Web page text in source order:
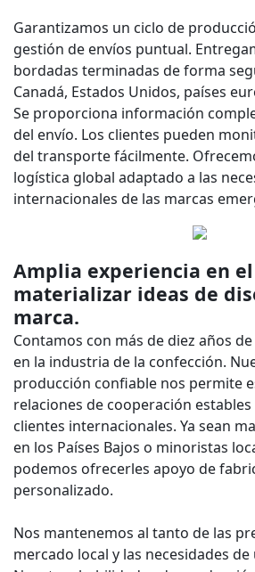
Garantizamos un ciclo de
gestión de envíos puntual.
bordadas terminadas de forma
Canadá, Estados Unidos, países
Se proporciona información
del envío. Los clientes pueden
del transporte fácilmente.
logística global adaptado a las
internacionales de las marcas
Amplia experiencia en
materializar ideas de
marca.
Contamos con más de diez años
en la industria de la confección.
producción confiable nos permite
relaciones de cooperación
clientes internacionales. Ya sean
en los Países Bajos o minoristas
podemos ofrecerles apoyo de
personalizado.
Nos mantenemos al tanto de las
mercado local y las necesidades